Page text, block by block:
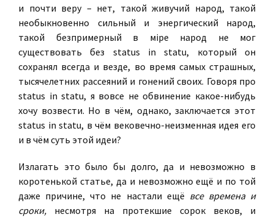
и почти веру – нет, такой живучий народ, такой
необыкновенно сильный и энергический народ,
такой безпримерный в мiре народ не мог
существовать без status in statu, который он
сохранял всегда и везде, во время самых страшных,
тысячелетних рассеяний и гонений своих. Говоря про
status in statu, я вовсе не обвинение какое-нибудь
хочу возвести. Но в чём, однако, заключается этот
status in statu, в чём вековечно-неизменная идея его
и в чём суть этой идеи?
Излагать это было бы долго, да и невозможно в
коротенькой статье, да и невозможно ещё и по той
даже причине, что не настали ещё все времена и
сроки, несмотря на протекшие сорок веков, и